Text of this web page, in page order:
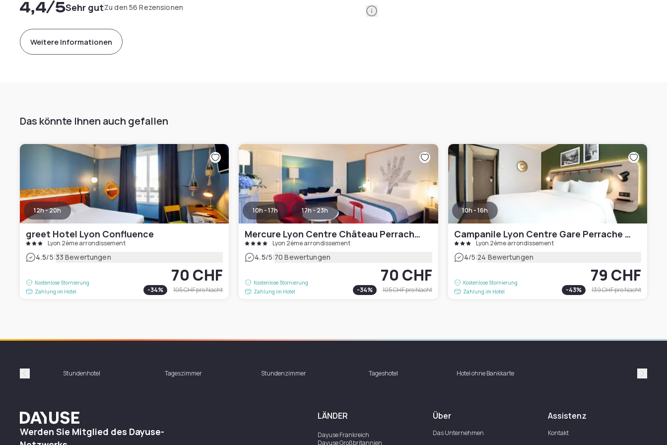
4,4/5Sehr gutZu den 56 Rezensionen Information
Weitere Informationen
Das könnte Ihnen auch gefallen
12h - 20h
greet Hotel Lyon Confluence
Lyon 2ème arrondissement
4.5/5|33 Bewertungen
Kostenlose Stornierung
Zahlung im Hotel
70 CHF
-34% 105 CHFpro Nacht
10h - 17h 17h - 23h
Mercure Lyon Centre Château Perrache hotel
Lyon 2ème arrondissement
4.5/5|70 Bewertungen
Kostenlose Stornierung
Zahlung im Hotel
70 CHF
-34% 105 CHFpro Nacht
10h - 16h
Campanile Lyon Centre Gare Perrache Confluence
Lyon 2ème arrondissement
4/5|24 Bewertungen
Kostenlose Stornierung
Zahlung im Hotel
79 CHF
-43% 139 CHFpro Nacht
Précédent Stundenhotel Tageszimmer Stundenzimmer Tageshotel Hotel ohne Bankkarte
Dayuse
Werden Sie Mitglied des Dayuse-
LÄNDER
DayuseFrankreich
DayuseGroßbritannien
Über
Das Unternehmen
Assistenz
Kontakt